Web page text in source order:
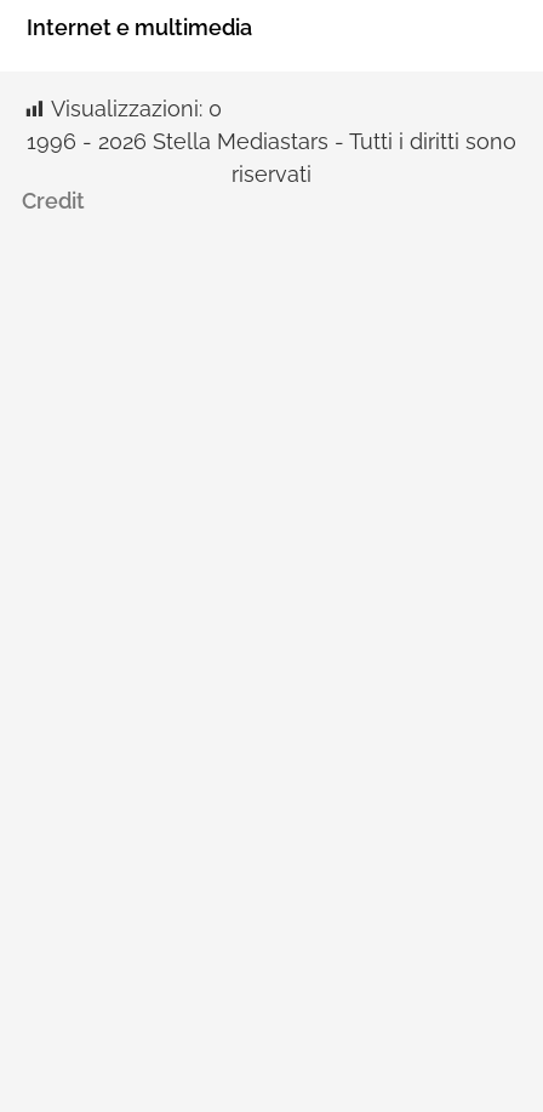
Internet e multimedia
Visualizzazioni: 0
1996 - 2026 Stella Mediastars - Tutti i diritti sono
riservati
Credit